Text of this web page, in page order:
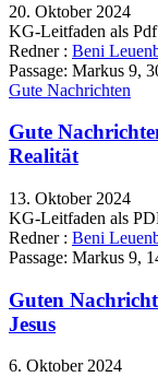
20. Oktober 2024
KG-Leitfaden als Pdf
Redner : Beni
Passage: Markus 9,
Gute Nachrichten
Gute
Realität
13. Oktober 2024
KG-Leitfaden als
Redner : Beni
Passage: Markus 9,
Guten
Jesus
6. Oktober 2024